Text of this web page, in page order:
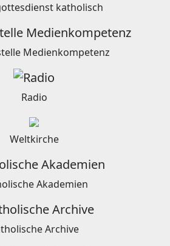
katholisch
Medienkompetenz
Radio
Weltkirche
Akademien
Archive